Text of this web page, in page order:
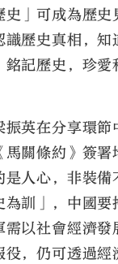
史」可成為歷史
識歷史真相，知
銘記歷史，珍愛
振英在分享環節
馬關條約》簽署
是人心，非裝備
為訓」，中國
需以社會經濟發
役，仍可透過經